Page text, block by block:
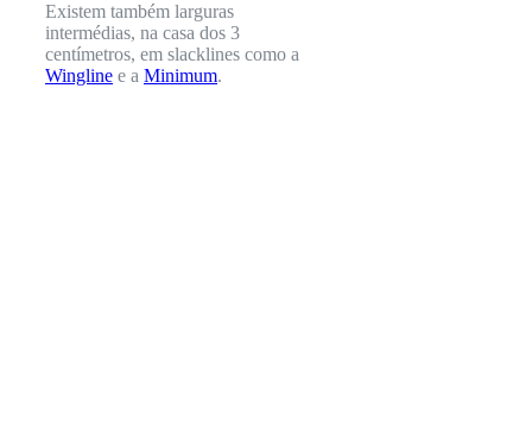
Existem também larguras
intermédias, na casa dos 3
centímetros, em slacklines como a
Wingline e a Minimum.